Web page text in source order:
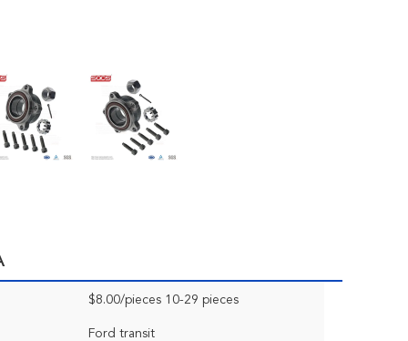
$8.00/pieces 10-29 pieces
Ford transit